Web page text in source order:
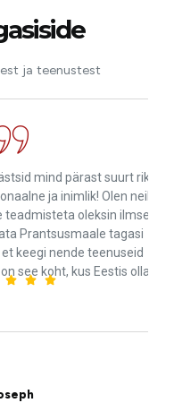
ja teenustest
pärast suurt riket
ja inimlik! Olen neile
oleksin ilmselt
tagasi
nende teenuseid
koht, kus Eestis olla.